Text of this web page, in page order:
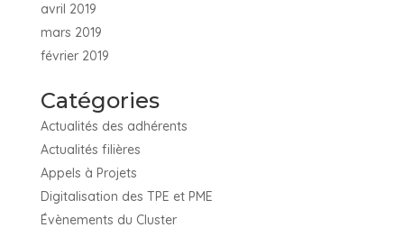
avril 2019
mars 2019
février 2019
Catégories
Actualités des adhérents
Actualités filières
Appels à Projets
Digitalisation des TPE et PME
Évènements du Cluster